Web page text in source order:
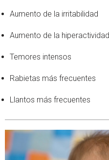
Aumento de la irritabilidad
Aumento de la hiperactividad
Temores intensos
Rabietas más frecuentes
Llantos más frecuentes